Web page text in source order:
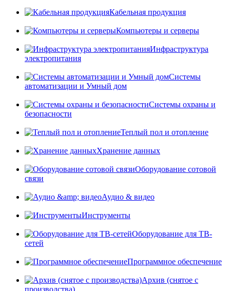
Кабельная продукция
Компьютеры и серверы
Инфраструктура
электропитания
Системы
автоматизации и Умный дом
Системы охраны и
безопасности
Теплый пол и отопление
Хранение данных
Оборудование сотовой
связи
Аудио & видео
Инструменты
Оборудование для ТВ-
сетей
Программное обеспечение
Архив (снятое с
производства)